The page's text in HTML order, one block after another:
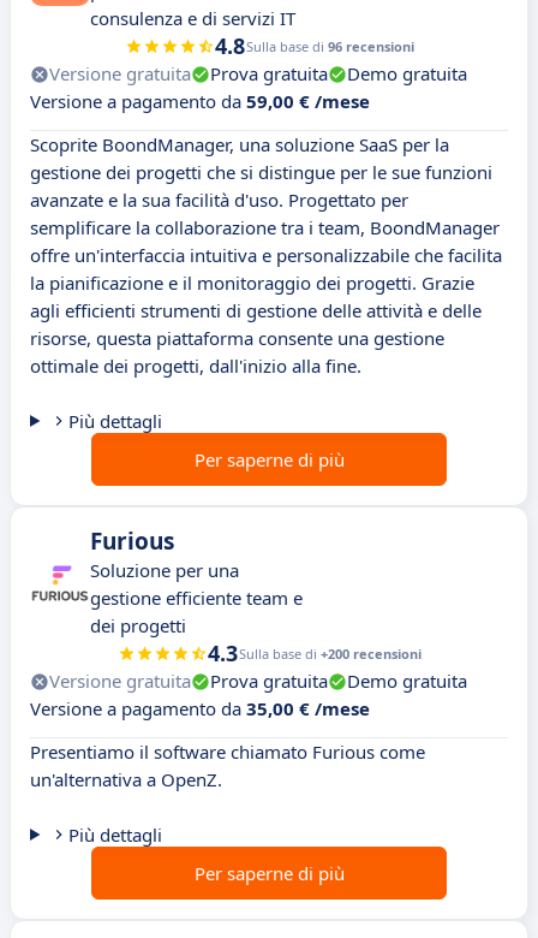
consulenza e di servizi IT
4.8Sulla base di 96 recensioni
Versione gratuita Prova gratuita
Demo gratuita
Versione a pagamento da 59,00 € /mese
Scoprite BoondManager, una soluzione SaaS per la
gestione dei progetti che si distingue per le sue funzioni
avanzate e la sua facilità d'uso. Progettato per
semplificare la collaborazione tra i team, BoondManager
offre un'interfaccia intuitiva e personalizzabile che facilita
la pianificazione e il monitoraggio dei progetti. Grazie
agli efficienti strumenti di gestione delle attività e delle
risorse, questa piattaforma consente una gestione
ottimale dei progetti, dall'inizio alla fine.
Più dettagli
Per saperne di più
Furious
Soluzione per una
gestione efficiente team e
dei progetti
4.3Sulla base di +200 recensioni
Versione gratuita Prova gratuita
Demo gratuita
Versione a pagamento da 35,00 € /mese
Presentiamo il software chiamato Furious come
un'alternativa a OpenZ.
Più dettagli
Per saperne di più